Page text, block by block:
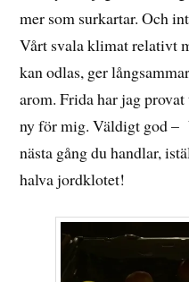
mer som surkartar. Och
Vårt svala klimat relativt
kan odlas, ger
arom. Frida har jag
ny för mig. Väldigt god –
nästa gång du handlar,
halva jordklotet!